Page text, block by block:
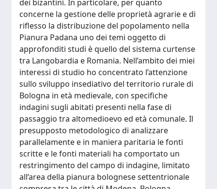
dei bizantini. In particolare, per quanto
concerne la gestione delle proprietà agrarie e di
riflesso la distribuzione del popolamento nella
Pianura Padana uno dei temi oggetto di
approfonditi studi è quello del sistema curtense
tra Langobardia e Romania. Nell’ambito dei miei
interessi di studio ho concentrato l’attenzione
sullo sviluppo insediativo del territorio rurale di
Bologna in età medievale, con specifiche
indagini sugli abitati presenti nella fase di
passaggio tra altomedioevo ed età comunale. Il
presupposto metodologico di analizzare
parallelamente e in maniera paritaria le fonti
scritte e le fonti materiali ha comportato un
restringimento del campo di indagine, limitato
all’area della pianura bolognese settentrionale